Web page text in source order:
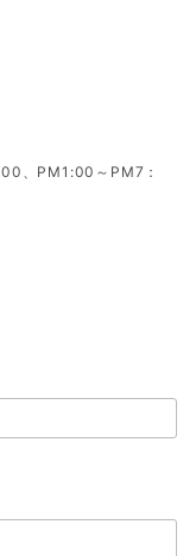
、PM1:00～PM7：